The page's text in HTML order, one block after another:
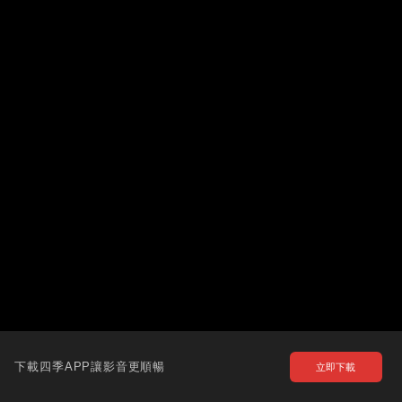
下載四季APP讓影音更順暢 立即下載